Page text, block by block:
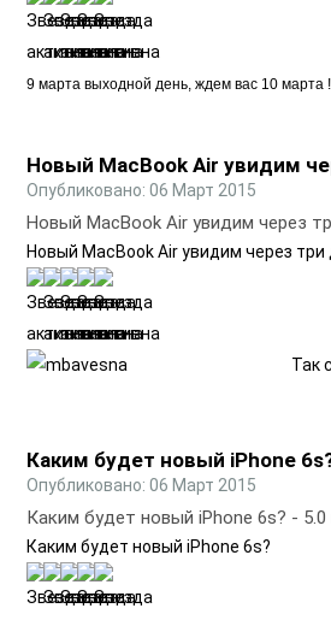
9 марта выходной день, ждем вас 10 марта !
Новый MacBook Air увидим
Опубликовано: 06 Март 2015
Новый MacBook Air увидим через
Новый MacBook Air увидим через три
Так
Каким будет новый iPhone
Опубликовано: 06 Март 2015
Каким будет новый iPhone 6s? - 5.0
Каким будет новый iPhone 6s?